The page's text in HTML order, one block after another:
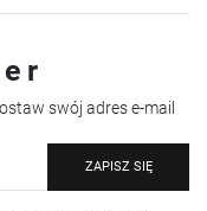
swój adres e-mail
ZAPISZ SIĘ